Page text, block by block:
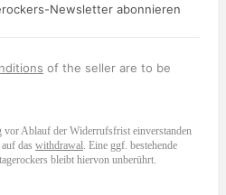
Newsletter abonnieren
of the seller are to be
Ablauf der Widerrufsfrist einverstanden
das withdrawal . Eine ggf. bestehende
bleibt hiervon unberührt.